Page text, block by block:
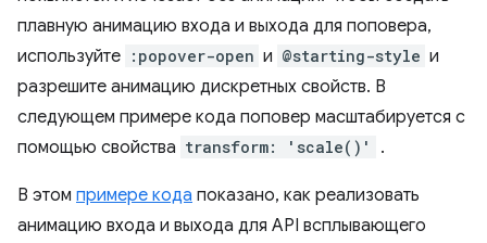
плавную анимацию входа и выхода для поповера,
используйте :popover-open и @starting-style и
разрешите анимацию дискретных свойств. В
следующем примере кода поповер масштабируется с
помощью свойства transform: 'scale()' .
В этом примере кода показано, как реализовать
анимацию входа и выхода для API всплывающего